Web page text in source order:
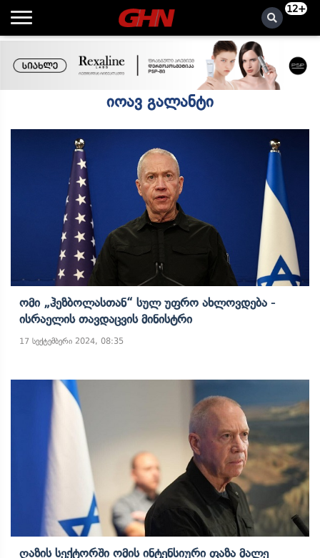
12+
იოავ გალანტი
Ომი „ჰეზბოლასთან“ Სულ Უფრო Ახლოვდება -
Ისრაელის Თავდაცვის Მინისტრი
17 სექტემბერი 2024, 08:35
Ღაზის Სექტორში Ომის Ინტენსიური Ფაზა Მალე